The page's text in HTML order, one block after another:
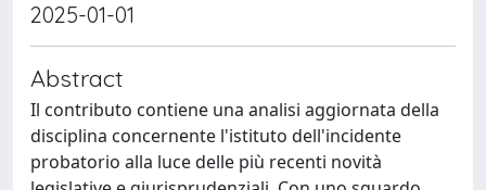
2025-01-01
Abstract
Il contributo contiene una analisi aggiornata della
disciplina concernente l'istituto dell'incidente
probatorio alla luce delle più recenti novità